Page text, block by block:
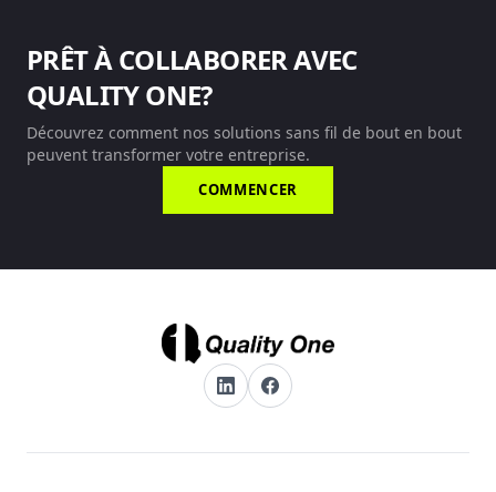
PRÊT À COLLABORER AVEC
QUALITY ONE?
Découvrez comment nos solutions sans fil de bout en bout
peuvent transformer votre entreprise.
COMMENCER